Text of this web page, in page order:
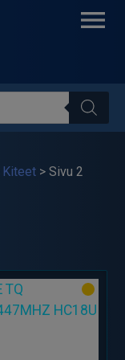
Kiteet > Sivu 2